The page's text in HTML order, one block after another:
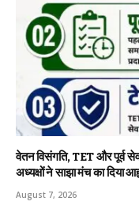
वेतन विसंगति, TET और पूर्व
अध्यक्षों ने साझा मंच का दिया
August 7, 2026